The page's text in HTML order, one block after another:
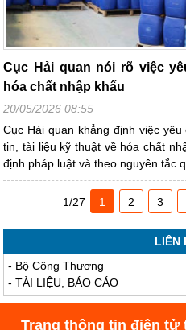
Cục Hải quan nói rõ việc
hóa chất nhập khẩu
20/05/2026 08:55
Cục Hải quan khẳng định việc
tin, tài liệu kỹ thuật về hóa chất
định pháp luật và theo nguyên tắc
1/27 1 2 3
LIÊN
- Bộ Công Thương
-TÀI LIỆU, BÁO CÁO
Trang thông tin điện